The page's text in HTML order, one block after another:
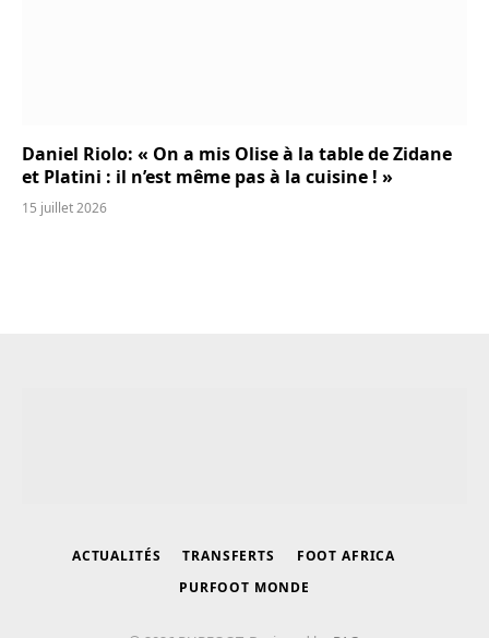
Daniel Riolo: « On a mis Olise à la table de Zidane
et Platini : il n’est même pas à la cuisine ! »
15 juillet 2026
ACTUALITÉS TRANSFERTS
FOOT AFRICA
PURFOOT MONDE